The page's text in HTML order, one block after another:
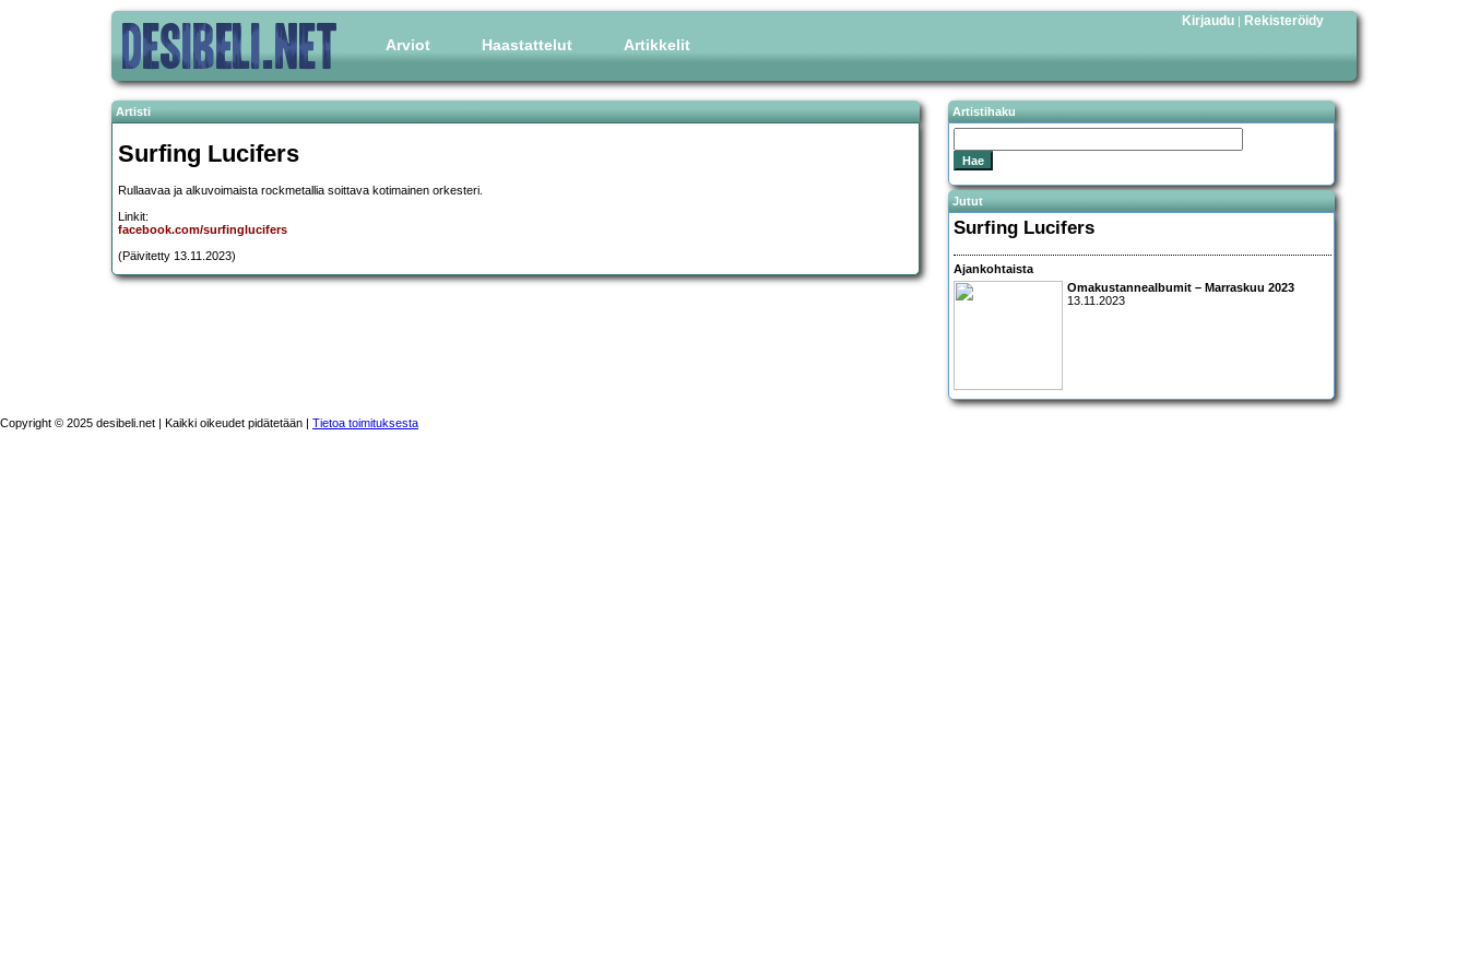
Arviot Haastattelut Artikkelit
Kirjaudu | Rekisteröidy
Artisti
Surfing Lucifers
Rullaavaa ja alkuvoimaista rockmetallia soittava kotimainen orkesteri.
Linkit:
facebook.com/surfinglucifers
(Päivitetty 13.11.2023)
Artistihaku
Jutut
Surfing Lucifers
Ajankohtaista
Omakustannealbumit – Marraskuu 2023
13.11.2023
Copyright © 2025 desibeli.net | Kaikki oikeudet pidätetään | Tietoa toimituksesta